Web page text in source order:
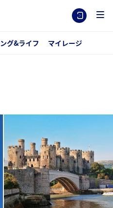
グ&ライフ マイレージ